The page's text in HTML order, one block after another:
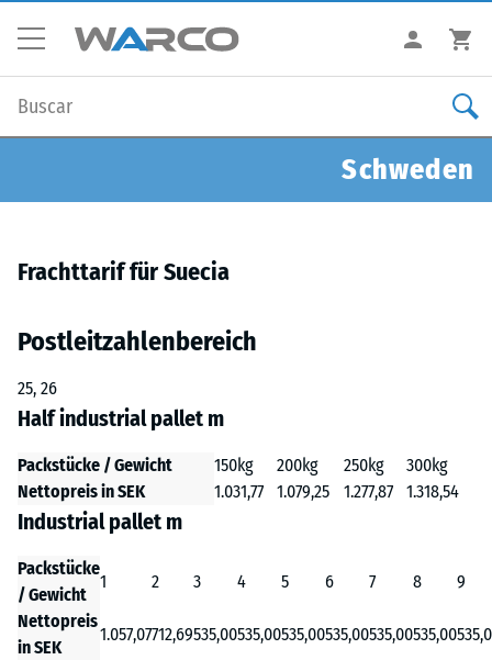
Schweden
Frachttarif für Suecia
Postleitzahlenbereich
25, 26
Half industrial pallet m
Packstücke / Gewicht 150kg 200kg 250kg
300kg
Nettopreis in SEK
1.031,77 1.079,25 1.277,87 1.318,54
Industrial pallet m
Packstücke
/ Gewicht
1 2 3 4 5 6 7 8
9
Nettopreis
in SEK
1.057,07712,69535,00535,00535,00535,00535,00535,00